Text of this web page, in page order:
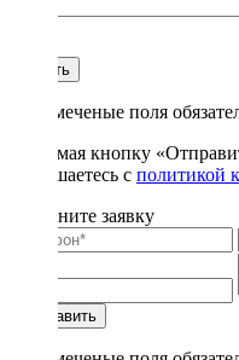
Купить
* - отмеченые поля
Нажимая кнопку
соглашаетесь с политикой
Заполните заявку
Отправить